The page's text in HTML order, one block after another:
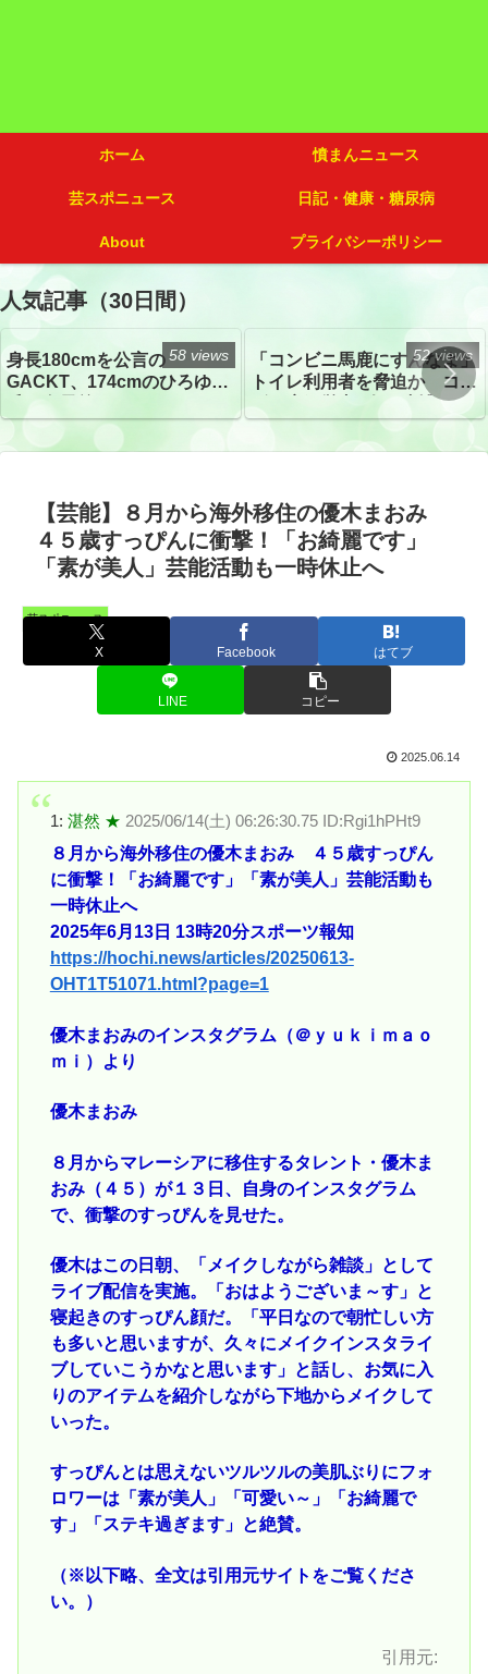
ホーム 憤まんニュース
芸スポニュース 日記・健康・糖尿病
About プライバシーポリシー
人気記事（30日間）
身長180cmを公言の
GACKT、174cmのひろゆき
トざわつき イベントでの写
真が話題
58 views
「コンビニ馬鹿にすんなよ」
トイレ利用者を脅迫か コン
52 views
【芸能】８月から海外移住の優木まおみ
４５歳すっぴんに衝撃！「お綺麗です」
「素が美人」芸能活動も一時休止へ
芸スポニュース
X Facebook はてブ
LINE コピー
2025.06.14
1: 湛然 ★ 2025/06/14(土) 06:26:30.75 ID:Rgi1hPHt9
８月から海外移住の優木まおみ ４５歳すっぴん
に衝撃！「お綺麗です」「素が美人」芸能活動も
一時休止へ
2025年6月13日 13時20分スポーツ報知
https://hochi.news/articles/20250613-
OHT1T51071.html?page=1
優木まおみのインスタグラム（＠ｙｕｋｉｍａｏ
ｍｉ）より
優木まおみ
８月からマレーシアに移住するタレント・優木ま
おみ（４５）が１３日、自身のインスタグラム
で、衝撃のすっぴんを見せた。
優木はこの日朝、「メイクしながら雑談」として
ライブ配信を実施。「おはようございま～す」と
寝起きのすっぴん顔だ。「平日なので朝忙しい方
も多いと思いますが、久々にメイクインスタライ
ブしていこうかなと思います」と話し、お気に入
りのアイテムを紹介しながら下地からメイクして
いった。
すっぴんとは思えないツルツルの美肌ぶりにフォ
ロワーは「素が美人」「可愛い～」「お綺麗で
す」「ステキ過ぎます」と絶賛。
（※以下略、全文は引用元サイトをご覧くださ
い。）
引用元: